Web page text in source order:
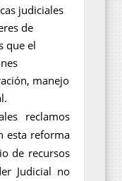
judiciales
de
que el
manejo
reclamos
esta reforma
de recursos
Judicial no